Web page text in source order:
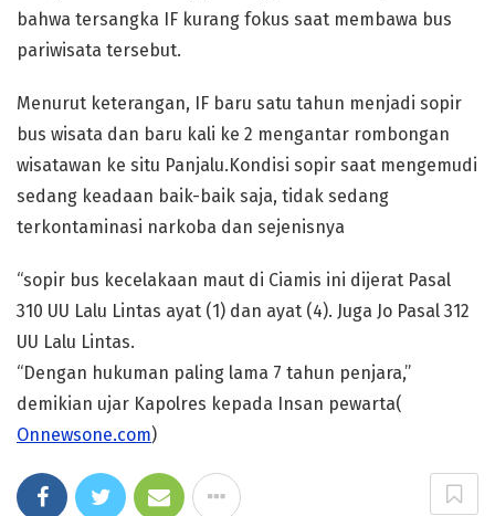
bahwa tersangka IF kurang fokus saat membawa bus
pariwisata tersebut.
Menurut keterangan, IF baru satu tahun menjadi sopir
bus wisata dan baru kali ke 2 mengantar rombongan
wisatawan ke situ Panjalu.Kondisi sopir saat mengemudi
sedang keadaan baik-baik saja, tidak sedang
terkontaminasi narkoba dan sejenisnya
“sopir bus kecelakaan maut di Ciamis ini dijerat Pasal
310 UU Lalu Lintas ayat (1) dan ayat (4). Juga Jo Pasal 312
UU Lalu Lintas.
“Dengan hukuman paling lama 7 tahun penjara,”
demikian ujar Kapolres kepada Insan pewarta(
Onnewsone.com)